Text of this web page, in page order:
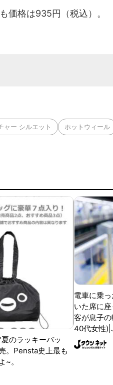
価格は935円（税込）。
ャー シルエット ホットウィール
のラッキーバッ
。Pensta史上最も
~。
電車に乗
いた席に
客が息子
40代女性